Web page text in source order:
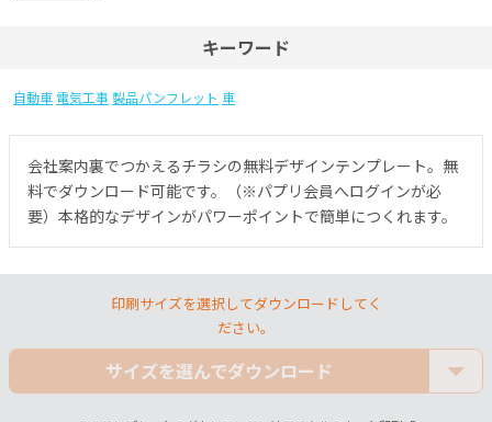
キーワード
自動車 電気工事 製品パンフレット 車
会社案内裏でつかえるチラシの無料デザインテンプレート。無
料でダウンロード可能です。（※パプリ会員へログインが必
要）本格的なデザインがパワーポイントで簡単につくれます。
印刷サイズを選択してダウンロードしてく
ださい。
サイズを選んでダウンロード